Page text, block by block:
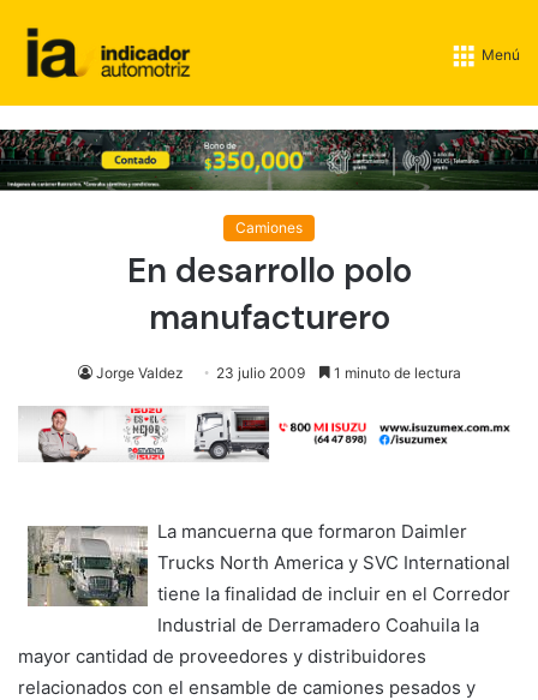
Menú
Camiones
En desarrollo polo
manufacturero
Jorge Valdez 23 julio 2009 1 minuto de lectura
La mancuerna que formaron Daimler
Trucks North America y SVC International
tiene la finalidad de incluir en el Corredor
Industrial de Derramadero Coahuila la
mayor cantidad de proveedores y distribuidores
relacionados con el ensamble de camiones pesados y